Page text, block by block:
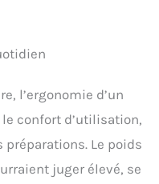
l’ergonomie d’un
confort d’utilisation,
préparations. Le poids
juger élevé, se